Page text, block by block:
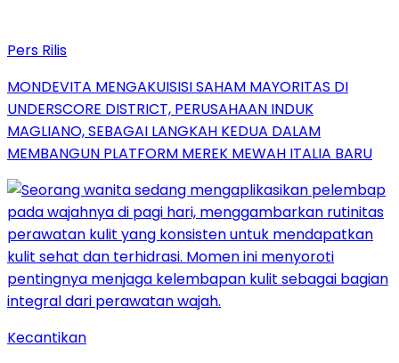
Pers Rilis
MONDEVITA MENGAKUISISI SAHAM MAYORITAS DI
UNDERSCORE DISTRICT, PERUSAHAAN INDUK
MAGLIANO, SEBAGAI LANGKAH KEDUA DALAM
MEMBANGUN PLATFORM MEREK MEWAH ITALIA BARU
Kecantikan